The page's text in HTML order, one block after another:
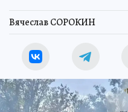
Вячеслав СОРОКИН